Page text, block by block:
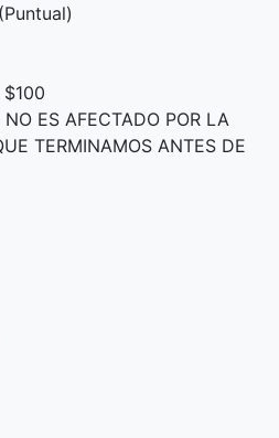
$100
ES AFECTADO POR LA
TERMINAMOS ANTES DE